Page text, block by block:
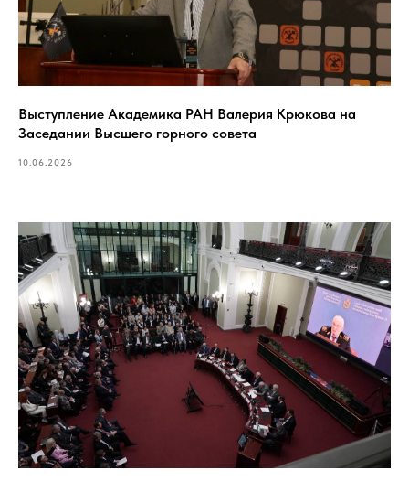
Выступление Академика РАН Валерия Крюкова на
Заседании Высшего горного совета
10.06.2026